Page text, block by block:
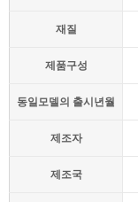
재질
제품구성
동일모델의 출시년월
제조자
제조국